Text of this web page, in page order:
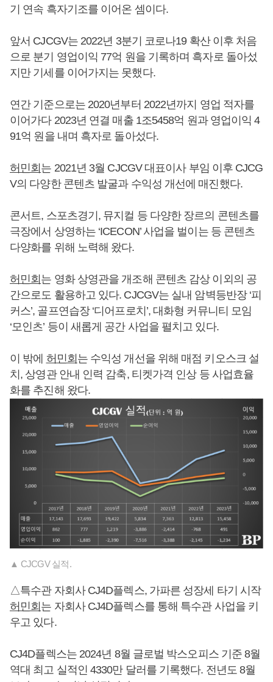
기 연속 흑자기조를 이어온 셈이다.
앞서 CJCGV는 2022년 3분기 코로나19 확산 이후 처음
으로 분기 영업이익 77억 원을 기록하며 흑자로 돌아섰
지만 기세를 이어가지는 못했다.
연간 기준으로는 2020년부터 2022년까지 영업 적자를
이어가다 2023년 연결 매출 1조5458억 원과 영업이익 4
91억 원을 내며 흑자로 돌아섰다.
허민회 는 2021년 3월 CJCGV 대표이사 부임 이후 CJCG
V의 다양한 콘텐츠 발굴과 수익성 개선에 매진했다.
콘서트, 스포츠경기, 뮤지컬 등 다양한 장르의 콘텐츠를
극장에서 상영하는 ‘ICECON’ 사업을 벌이는 등 콘텐츠
다양화를 위해 노력해 왔다.
허민회 는 영화 상영관을 개조해 콘텐츠 감상 이외의 공
간으로도 활용하고 있다. CJCGV는 실내 암벽등반장 ‘피
커스’, 골프연습장 ‘디어프로치’, 대화형 커뮤니티 모임
‘모인츠’ 등이 새롭게 공간 사업을 펼치고 있다.
이 밖에 허민회 는 수익성 개선을 위해 매점 키오스크 설
치, 상영관 안내 인력 감축, 티켓가격 인상 등 사업효율
화를 추진해 왔다.
▲ CJCGV 실적.
△특수관 자회사 CJ4D플렉스, 가파른 성장세 타기 시작
허민회는 자회사 CJ4D플렉스를 통해 특수관 사업을 키
우고 있다.
CJ4D플렉스는 2024년 8월 글로벌 박스오피스 기준 8월
역대 최고 실적인 4330만 달러를 기록했다. 전년도 8월